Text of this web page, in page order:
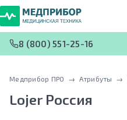
8 (800) 551-25-16
Медприбор ПРО → Атрибуты →
Lojer Россия